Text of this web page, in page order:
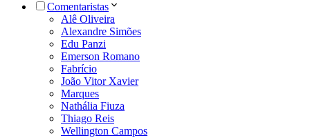
Comentaristas
Alê Oliveira
Alexandre Simões
Edu Panzi
Emerson Romano
Fabrício
João Vitor Xavier
Marques
Nathália Fiuza
Thiago Reis
Wellington Campos